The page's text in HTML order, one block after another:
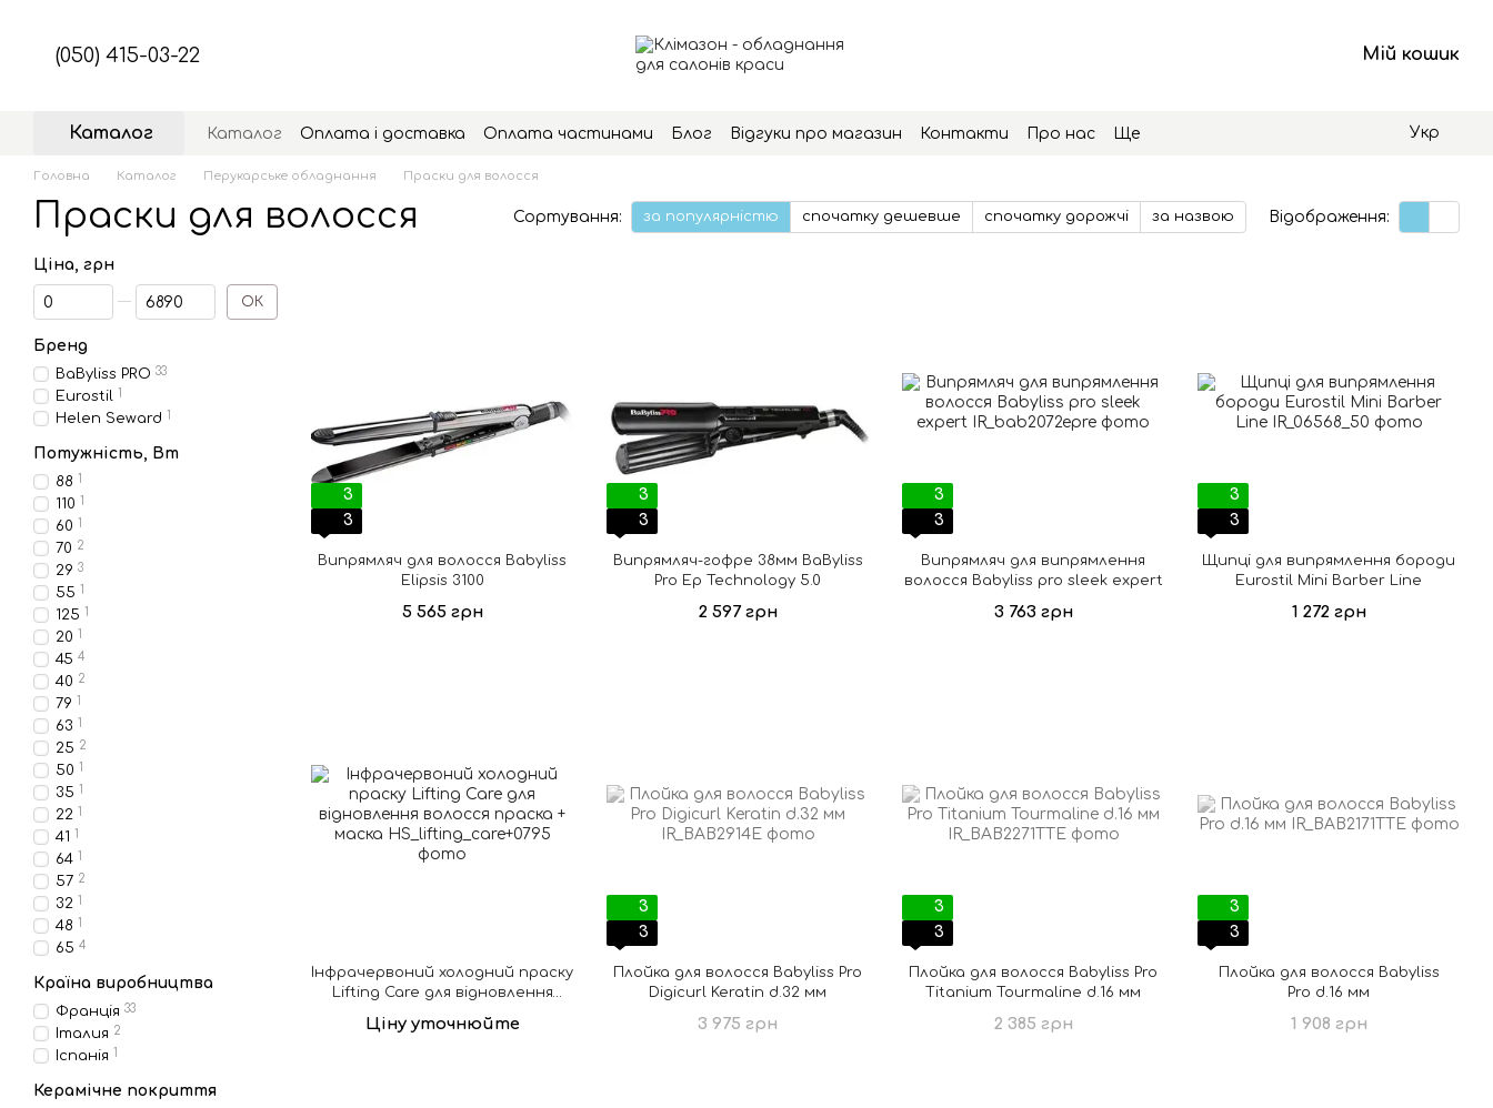
(050) 415-03-22 Мій кошик
Каталог Каталог Оплата і доставка Оплата частинами Блог Відгуки про магазин Контакти Про нас Ще Укр
Головна Каталог Перукарське обладнання Праски для волосся
Праски для волосся Сортування: за популярністю спочатку дешевше спочатку дорожчі за назвою Відображення:
3
3
Випрямляч для волосся Babyliss
Elipsis 3100
5 565 грн
3
3
Випрямляч-гофре 38мм BaByliss
Pro Ep Technology 5.0
2 597 грн
3
3
Випрямляч для випрямлення
волосся Babyliss pro sleek expert
3 763 грн
3
3
Щипці для випрямлення бороди
Eurostil Mini Barber Line
1 272 грн
Інфрачервоний холодний праску
Lifting Care для відновлення
Ціну уточнюйте
3
3
Плойка для волосся Babyliss Pro
Digicurl Keratin d.32 мм
3 975 грн
3
3
Плойка для волосся Babyliss Pro
Titanium Tourmaline d.16 мм
2 385 грн
3
3
Плойка для волосся Babyliss
Pro d.16 мм
1 908 грн
Ціна, грн
Від Ціна, грн
До Ціна, грн
ОК
Бренд
BaByliss PRO 33
Eurostil 1
Helen Seward 1
Потужність, Вт
88 1
110 1
60 1
70 2
29 3
55 1
125 1
20 1
45 4
40 2
79 1
63 1
25 2
50 1
35 1
22 1
41 1
64 1
57 2
32 1
48 1
65 4
Країна виробництва
Франція 33
Італия 2
Іспанія 1
Керамічне покриття